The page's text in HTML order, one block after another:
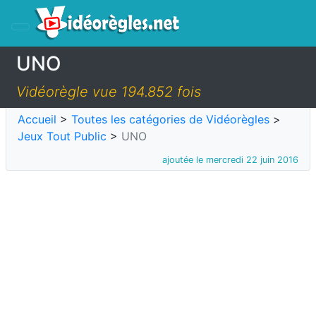
UNO
Vidéorègle vue 194.852 fois
Accueil > Toutes les catégories de Vidéorègles >
Jeux Tout Public > UNO
ajoutée le mercredi 22 juin 2016